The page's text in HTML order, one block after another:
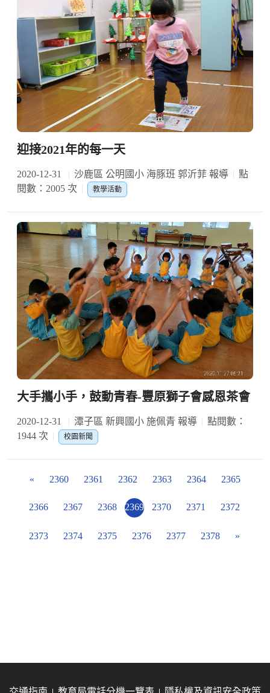
迎接2021年的每一天
2020-12-31 沙鹿區 公明國小 海豚班 郭沂菲 報導
點
閱數：2005 次
教學活動
大手攜小手，鼓動青春-豐原獅子會感恩茶會
2020-12-31 潭子區 新興國小 施佩青 報導
點閱數：
1944 次
校園新聞
« 2360 2361 2362 2363 2364 2365
2366 2367 2368 2369 2370 2371 2372
2373 2374 2375 2376 2377 2378 »